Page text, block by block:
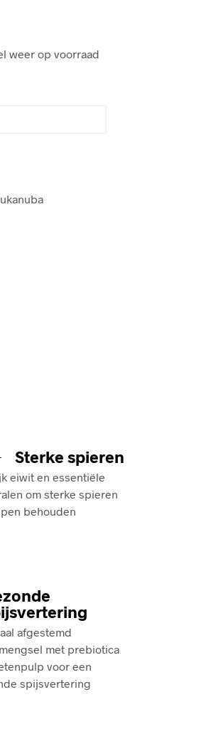
weer op voorraad
Sterke spieren
eiwit en essentiële
om sterke spieren
behouden
afgestemd
met prebiotica
voor een
spijsvertering